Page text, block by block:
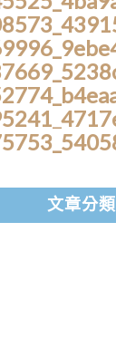
文章分類